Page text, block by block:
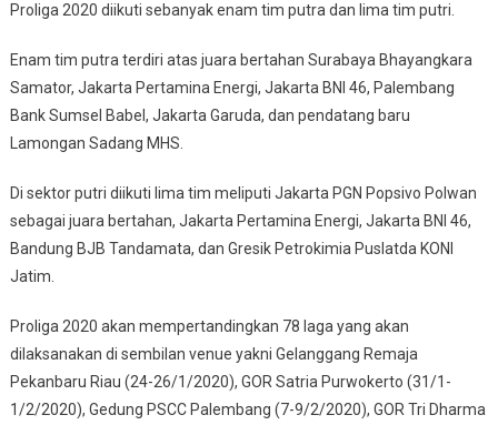
Proliga 2020 diikuti sebanyak enam tim putra dan lima tim putri.
Enam tim putra terdiri atas juara bertahan Surabaya Bhayangkara
Samator, Jakarta Pertamina Energi, Jakarta BNI 46, Palembang
Bank Sumsel Babel, Jakarta Garuda, dan pendatang baru
Lamongan Sadang MHS.
Di sektor putri diikuti lima tim meliputi Jakarta PGN Popsivo Polwan
sebagai juara bertahan, Jakarta Pertamina Energi, Jakarta BNI 46,
Bandung BJB Tandamata, dan Gresik Petrokimia Puslatda KONI
Jatim.
Proliga 2020 akan mempertandingkan 78 laga yang akan
dilaksanakan di sembilan venue yakni Gelanggang Remaja
Pekanbaru Riau (24-26/1/2020), GOR Satria Purwokerto (31/1-
1/2/2020), Gedung PSCC Palembang (7-9/2/2020), GOR Tri Dharma